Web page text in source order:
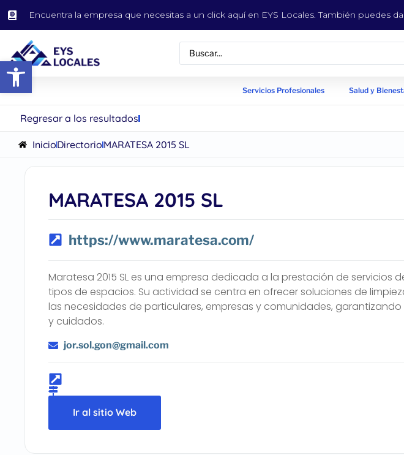
Abrir barra de herramientas
Encuentra la empresa que necesitas a un click aquí en EYS Locales. También puedes
Servicios Profesionales Salud y
Regresar a los resultados
InicioDirectorioMARATESA 2015 SL
MARATESA 2015 SL
https://www.maratesa.com/
Maratesa 2015 SL es una empresa dedicada a la prestación de servicios
tipos de espacios. Su actividad se centra en ofrecer soluciones de
las necesidades de particulares, empresas y comunidades,
y cuidados.
jor.sol.gon@gmail.com
Ir al sitio Web